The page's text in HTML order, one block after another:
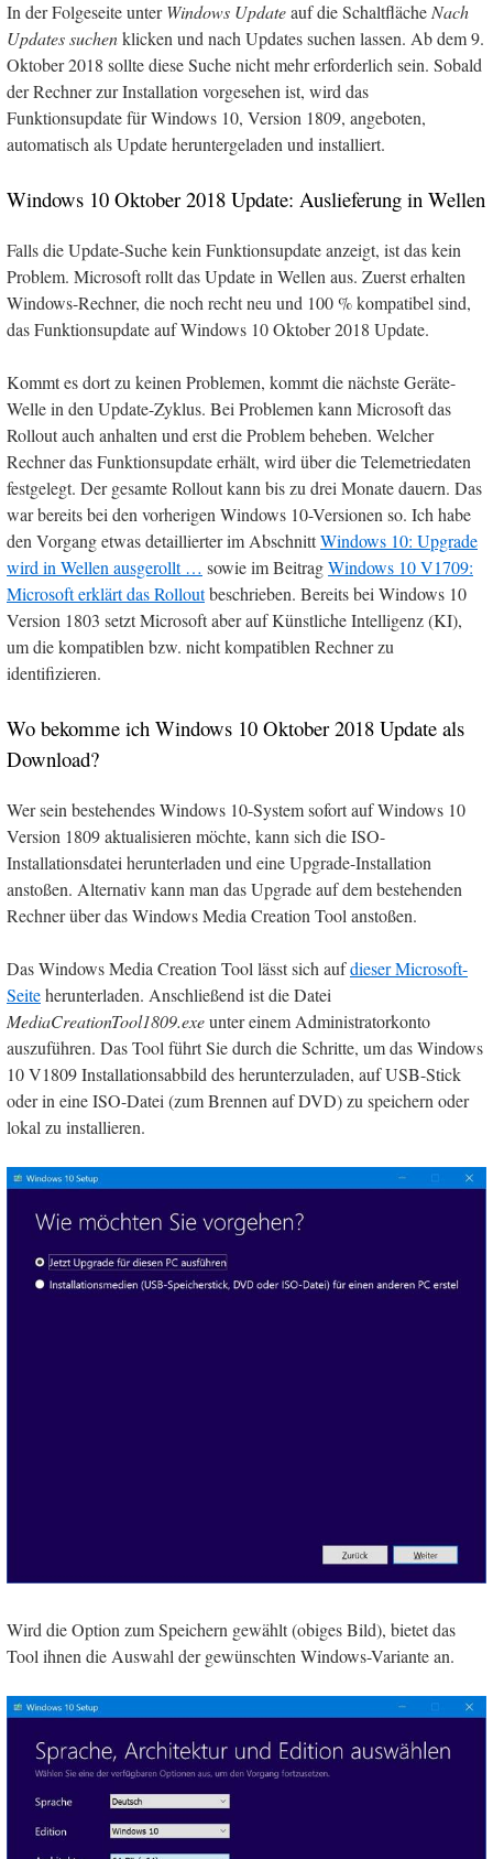
In der Folgeseite unterWindows Updateauf die Schaltfläche Nach
Updates suchenklicken und nach Updates suchen lassen. Ab dem 9.
Oktober 2018 sollte diese Suche nicht mehr erforderlich sein. Sobald
der Rechner zur Installation vorgesehen ist, wird das
Funktionsupdate für Windows 10, Version 1809, angeboten,
automatisch als Update heruntergeladen und installiert.
Windows 10 Oktober 2018 Update: Auslieferung in Wellen
Falls die Update-Suche kein Funktionsupdate anzeigt, ist das kein
Problem. Microsoft rollt das Update in Wellen aus. Zuerst erhalten
Windows-Rechner, die noch recht neu und 100 % kompatibel sind,
das Funktionsupdate auf Windows 10 Oktober 2018 Update.
Kommt es dort zu keinen Problemen, kommt die nächste Geräte-
Welle in den Update-Zyklus. Bei Problemen kann Microsoft das
Rollout auch anhalten und erst die Problem beheben. Welcher
Rechner das Funktionsupdate erhält, wird über die Telemetriedaten
festgelegt. Der gesamte Rollout kann bis zu drei Monate dauern. Das
war bereits bei den vorherigen Windows 10-Versionen so. Ich habe
den Vorgang etwas detaillierter im AbschnittWindows 10: Upgrade
wird in Wellen ausgerollt … sowie im BeitragWindows 10 V1709:
Microsoft erklärt das Rolloutbeschrieben. Bereits bei Windows 10
Version 1803 setzt Microsoft aber auf Künstliche Intelligenz (KI),
um die kompatiblen bzw. nicht kompatiblen Rechner zu
identifizieren.
Wo bekomme ich Windows 10 Oktober 2018 Update als
Download?
Wer sein bestehendes Windows 10-System sofort auf Windows 10
Version 1809 aktualisieren möchte, kann sich die ISO-
Installationsdatei herunterladen und eine Upgrade-Installation
anstoßen. Alternativ kann man das Upgrade auf dem bestehenden
Rechner über das Windows Media Creation Tool anstoßen.
Das Windows Media Creation Tool lässt sich aufdieser Microsoft-
Seiteherunterladen. Anschließend ist die Datei
MediaCreationTool1809.exeunter einem Administratorkonto
auszuführen. Das Tool führt Sie durch die Schritte, um das Windows
10 V1809 Installationsabbild des herunterzuladen, auf USB-Stick
oder in eine ISO-Datei (zum Brennen auf DVD) zu speichern oder
lokal zu installieren.
Wird die Option zum Speichern gewählt (obiges Bild), bietet das
Tool ihnen die Auswahl der gewünschten Windows-Variante an.